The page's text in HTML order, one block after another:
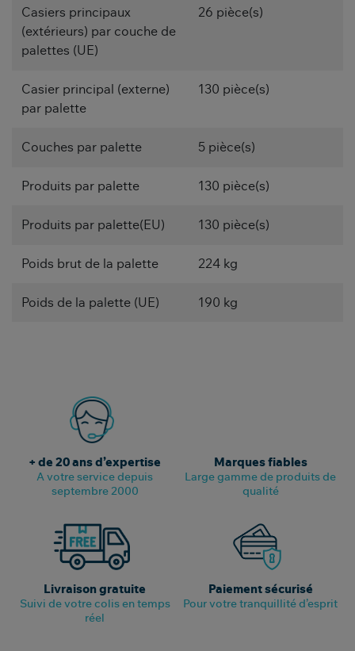
Casiers principaux
(extérieurs) par couche de
palettes (UE)
26 pièce(s)
Casier principal (externe)
par palette
130 pièce(s)
Couches par palette 5 pièce(s)
Produits par palette 130 pièce(s)
Produits par palette(EU) 130 pièce(s)
Poids brut de la palette 224 kg
Poids de la palette (UE) 190 kg
+ de 20 ans d’expertise
A votre service depuis
septembre 2000
Marques fiables
Large gamme de produits de
qualité
Livraison gratuite
Suivi de votre colis en temps
réel
Paiement sécurisé
Pour votre tranquillité d’esprit